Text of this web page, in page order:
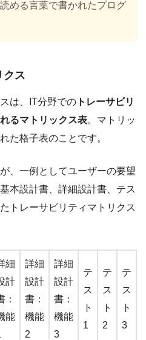
める言葉で書かれたプログ
クス
は、IT分野での トレーサビリ
るマトリックス表。マトリッ
た格子表のことです。
、一例としてユーザーの要望
本設計書、詳細設計書、テス
トレーサビリティマトリクス
細
計
：
能
詳細
設計
書：
機能
2
詳細
設計
書：
機能
3
テ
ス
ト
1
テ
ス
ト
2
テ
ス
ト
3